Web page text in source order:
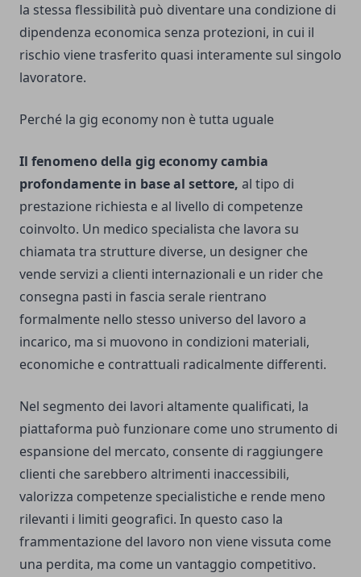
la stessa flessibilità può diventare una condizione di
dipendenza economica senza protezioni, in cui il
rischio viene trasferito quasi interamente sul singolo
lavoratore.
Perché la gig economy non è tutta uguale
Il fenomeno della gig economy cambia
profondamente in base al settore, al tipo di
prestazione richiesta e al livello di competenze
coinvolto. Un medico specialista che lavora su
chiamata tra strutture diverse, un designer che
vende servizi a clienti internazionali e un rider che
consegna pasti in fascia serale rientrano
formalmente nello stesso universo del lavoro a
incarico, ma si muovono in condizioni materiali,
economiche e contrattuali radicalmente differenti.
Nel segmento dei lavori altamente qualificati, la
piattaforma può funzionare come uno strumento di
espansione del mercato, consente di raggiungere
clienti che sarebbero altrimenti inaccessibili,
valorizza competenze specialistiche e rende meno
rilevanti i limiti geografici. In questo caso la
frammentazione del lavoro non viene vissuta come
una perdita, ma come un vantaggio competitivo.